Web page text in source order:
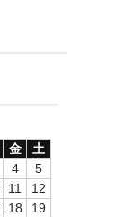
金
土
4
5
11
12
18
19